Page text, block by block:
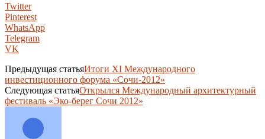
Twitter
Pinterest
WhatsApp
Telegram
VK
Предыдущая статьяИтоги XI Международного
инвестиционного форума «Сочи-2012»
Следующая статьяОткрылся Международный архитектурный
фестиваль «Эко-берег Сочи 2012»